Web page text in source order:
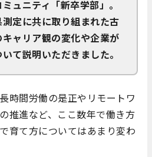
ュニティ「新卒学部」。
定に共に取り組まれた古
ャリア観の変化や企業が
て説明いただきました。
時間労働の是正やリモートワ
推進など、ここ数年で働き方
育て方についてはあまり変わ